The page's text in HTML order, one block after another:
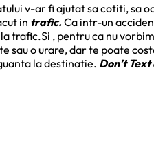
v-ar fi ajutat sa cotiti, sa
in trafic.Ca intr-un
, pentru ca nu
sau o urare, dar te poate
la destinatie. Don’t